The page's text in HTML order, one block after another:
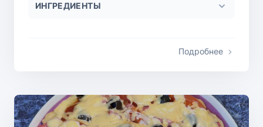
ИНГРЕДИЕНТЫ
Подробнее